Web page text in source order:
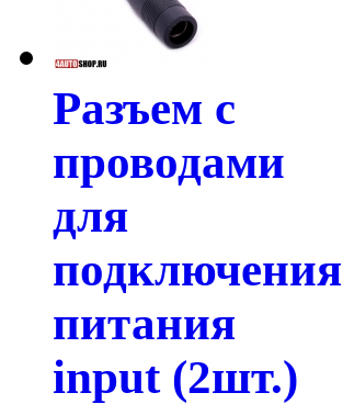
Разъем с
проводами
для
подключения
питания
input (2шт.)